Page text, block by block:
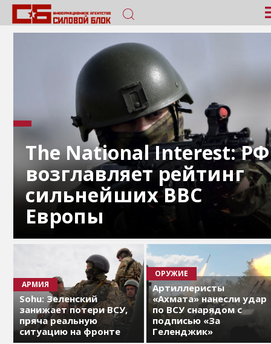
The National Interest: РФ
возглавляет рейтинг
сильнейших ВВС
Европы
АРМИЯ
Sohu: Зеленский
занижает потери ВСУ,
пряча реальную
ситуацию на фронте
ОРУЖИЕ
Артиллеристы
«Ахмата» нанесли удар
по ВСУ снарядом с
подписью «За
Геленджик»